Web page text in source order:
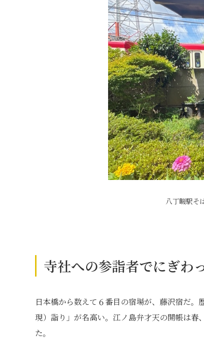
八丁畷駅そ
寺社への参詣者でにぎわ
日本橋から数えて６番目の宿場が、藤沢宿だ
現）詣り」が名高い。江ノ島弁才天の開帳は春
た。